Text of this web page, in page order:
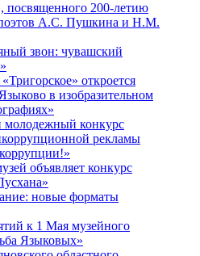
200-летию
поэтов А.С. Пушкина и Н.М.
звон: чувашский
откроется
в изобразительном
конкурс
рекламы
объявляет конкурс
новые форматы
к 1 Мая музейного
Языковых»